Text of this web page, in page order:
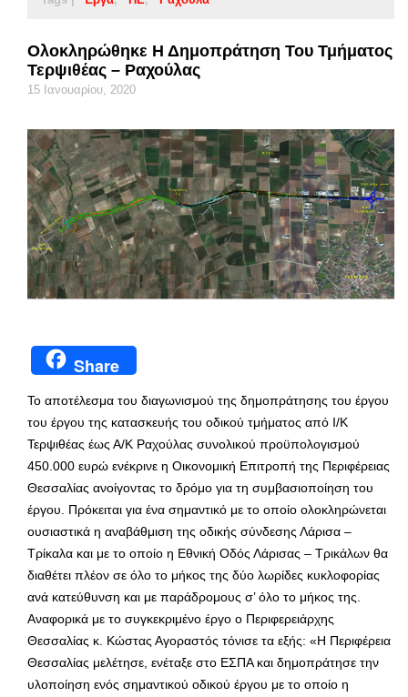
Ολοκληρώθηκε Η Δημοπράτηση Του Τμήματος
Τερψιθέας – Ραχούλας
15 Ιανουαρίου, 2020
Share
Το αποτέλεσμα του διαγωνισμού της δημοπράτησης του έργου
του έργου της κατασκευής του οδικού τμήματος από Ι/Κ
Τερψιθέας έως Α/Κ Ραχούλας συνολικού προϋπολογισμού
450.000 ευρώ ενέκρινε η Οικονομική Επιτροπή της Περιφέρειας
Θεσσαλίας ανοίγοντας το δρόμο για τη συμβασιοποίηση του
έργου. Πρόκειται για ένα σημαντικό με το οποίο ολοκληρώνεται
ουσιαστικά η αναβάθμιση της οδικής σύνδεσης Λάρισα –
Τρίκαλα και με το οποίο η Εθνική Οδός Λάρισας – Τρικάλων θα
διαθέτει πλέον σε όλο το μήκος της δύο λωρίδες κυκλοφορίας
ανά κατεύθυνση και με παράδρομους σ’ όλο το μήκος της.
Αναφορικά με το συγκεκριμένο έργο ο Περιφερειάρχης
Θεσσαλίας κ. Κώστας Αγοραστός τόνισε τα εξής: «Η Περιφέρεια
Θεσσαλίας μελέτησε, ενέταξε στο ΕΣΠΑ και δημοπράτησε την
υλοποίηση ενός σημαντικού οδικού έργου με το οποίο η